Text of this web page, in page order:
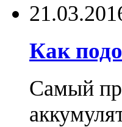
Как
Самый